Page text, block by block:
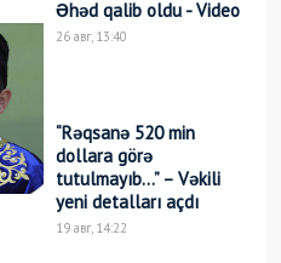
Əhəd qalib oldu - Video
26 авг, 13:40
“Rəqsanə 520 min
dollara görə
tutulmayıb…” – Vəkili
yeni detalları açdı
19 авг, 14:22